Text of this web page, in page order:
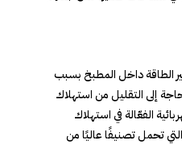
الطاقة داخل المطبخ بسبب
إلى التقليل من استهلاك
الفعّالة في استهلاك
تحمل تصنيفًا عاليًا من